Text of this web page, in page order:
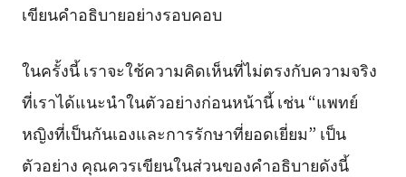
เขียนคำอธิบายอย่างรอบคอบ
ในครั้งนี้ เราจะใช้ความคิดเห็นที่ไม่ตรงกับความจริง
ที่เราได้แนะนำในตัวอย่างก่อนหน้านี้ เช่น “แพทย์
หญิงที่เป็นกันเองและการรักษาที่ยอดเยี่ยม” เป็น
ตัวอย่าง คุณควรเขียนในส่วนของคำอธิบายดังนี้